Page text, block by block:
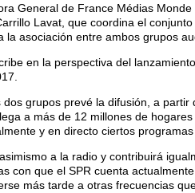
General de France Médias
Lavat, que coordina el
la asociación entre ambos grupos
en la perspectiva del
dos grupos prevé la difusión, a
a más de 12 millones de
y en directo ciertos
a la radio y contribuirá
con que el SPR cuenta
más tarde a otras frecuencias